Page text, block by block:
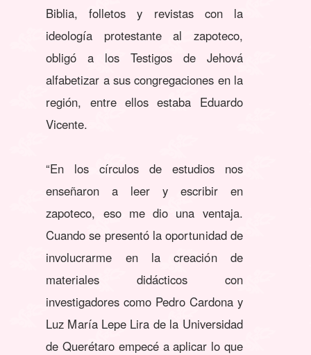
Biblia, folletos y revistas con la
ideología protestante al zapoteco,
obligó a los Testigos de Jehová
alfabetizar a sus congregaciones en la
región, entre ellos estaba Eduardo
Vicente.
“En los círculos de estudios nos
enseñaron a leer y escribir en
zapoteco, eso me dio una ventaja.
Cuando se presentó la oportunidad de
involucrarme en la creación de
materiales didácticos con
investigadores como Pedro Cardona y
Luz María Lepe Lira de la Universidad
de Querétaro empecé a aplicar lo que